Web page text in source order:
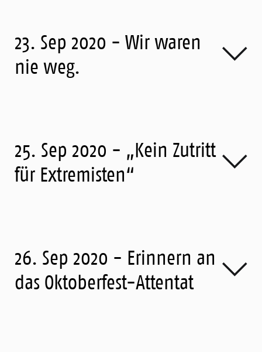
23. Sep 2020 - Wir waren
nie weg.
25. Sep 2020 - „Kein Zutritt
für Extremisten“
26. Sep 2020 - Erinnern an
das Oktoberfest-Attentat